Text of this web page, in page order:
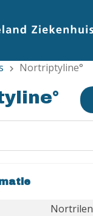
chevron_right Nortriptyline°
Nortrilen